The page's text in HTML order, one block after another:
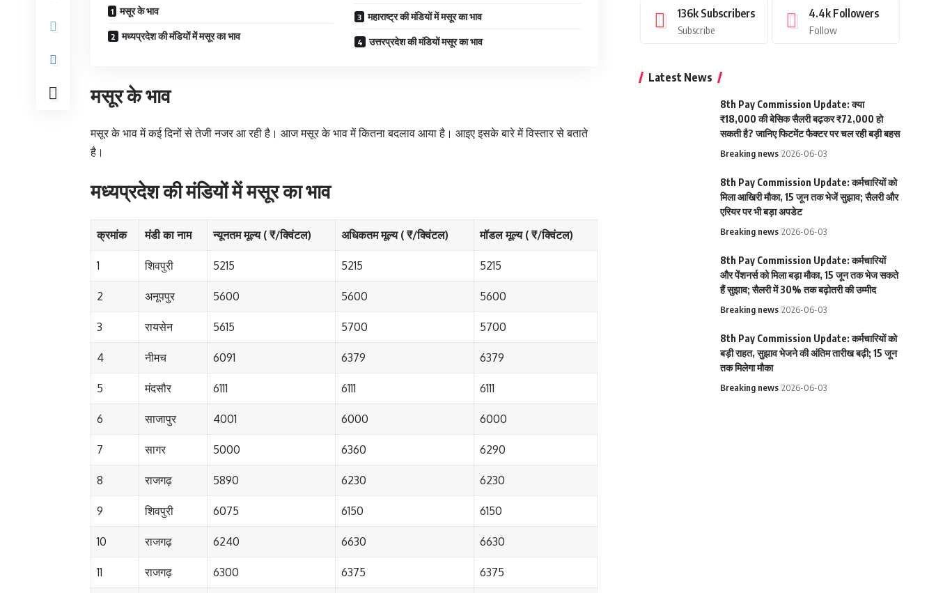
मसूर के भाव
मध्यप्रदेश की मंडियों में मसूर का भाव
महाराष्ट्र की मंडियों में मसूर का भाव
उत्तरप्रदेश की मंडियों मसूर का भाव
मसूर के भाव
मसूर के भाव में कई दिनों से तेजी नजर आ रही है। आज मसूर के भाव में कितना बदलाव आया है। आइए इसके बारे में विस्तार से बताते
है।
मध्यप्रदेश की मंडियों में मसूर का भाव
क्रमांक मंडी का नाम न्यूनतम मूल्य ( ₹/क्विंटल) अधिकतम मूल्य ( ₹/क्विंटल) मॉडल मूल्य ( ₹/क्विंटल)
1 शिवपुरी 5215 5215 5215
2 अनूपपुर 5600 5600 5600
3 रायसेन 5615 5700 5700
4 नीमच 6091 6379 6379
5 मंदसौर 6111 6111 6111
6 साजापुर 4001 6000 6000
7 सागर 5000 6360 6290
8 राजगढ़ 5890 6230 6230
9 शिवपुरी 6075 6150 6150
10 राजगढ़ 6240 6630 6630
11 राजगढ़ 6300 6375 6375
136k Subscribers
Subscribe
4.4k Followers
Follow
Latest News
8th Pay Commission Update: क्या
₹18,000 की बेसिक सैलरी बढ़कर ₹72,000 हो
सकती है? जानिए फिटमेंट फैक्टर पर चल रही बड़ी बहस
Breaking news 2026-06-03
8th Pay Commission Update: कर्मचारियों को
मिला आखिरी मौका, 15 जून तक भेजें सुझाव; सैलरी और
एरियर पर भी बड़ा अपडेट
Breaking news 2026-06-03
8th Pay Commission Update: कर्मचारियों
और पेंशनर्स को मिला बड़ा मौका, 15 जून तक भेज सकते
हैं सुझाव; सैलरी में 30% तक बढ़ोतरी की उम्मीद
Breaking news 2026-06-03
8th Pay Commission Update: कर्मचारियों को
बड़ी राहत, सुझाव भेजने की अंतिम तारीख बढ़ी; 15 जून
तक मिलेगा मौका
Breaking news 2026-06-03